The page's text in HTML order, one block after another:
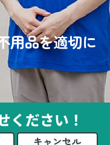
用品を適切に
ください！
キャンセル